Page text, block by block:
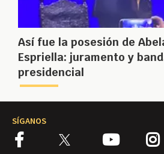
Así fue la posesión de
Espriella: juramento y
presidencial
SÍGANOS